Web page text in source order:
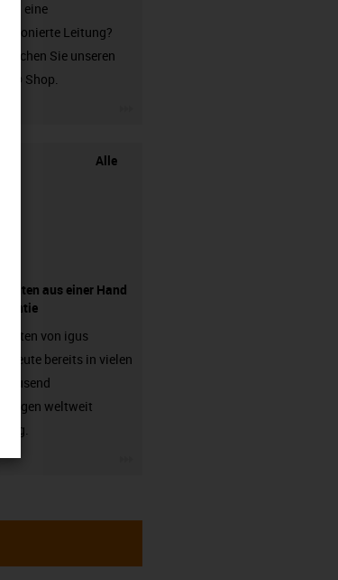
eine
Leitung?
Sie unseren
Shop.
Alle
aus einer Hand
von igus
heute bereits in vielen
weltweit